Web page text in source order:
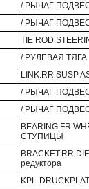
/ РЫЧАГ
/ РЫЧАГ
TIE
/ РУЛЕВАЯ ТЯГА
LINK.RR SUSP
/ РЫЧАГ
/ РЫЧАГ
BEARING.FR
СТУПИЦЫ
BRACKET.RR
редуктора
KPL-